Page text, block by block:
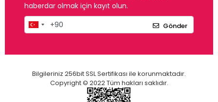
haberdar olmak için kayıt olun.
Gönder
Bilgileriniz 256bit SSL Sertifikası ile korunmaktadır.
Copyright © 2022 Tüm hakları saklıdır.